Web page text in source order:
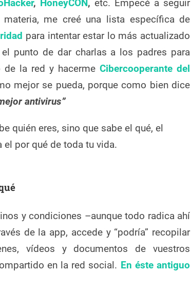
, HoneyCON, etc. Empecé a seguir
me creé una lista específica de
para intentar estar lo más actualizado
punto de dar charlas a los padres para
la red y hacermeCibercooperante del
mejor se pueda, porque como bien dice
antivirus”
quién eres, sino que sabe el qué, el
el por qué de toda tu vida.
y condiciones –aunque todo radica ahí
de la app, accede y “podría” recopilar
vídeos y documentos de vuestros
en la red social. En éste antiguo